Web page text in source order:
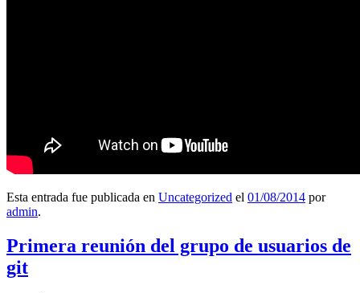
Esta entrada fue publicada en Uncategorized el 01/08/2014 por
admin.
Primera reunión del grupo de usuarios de
git